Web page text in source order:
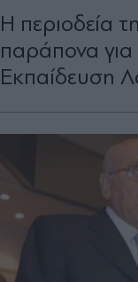
Η περιοδεία
παράπονα
Εκπαίδευση